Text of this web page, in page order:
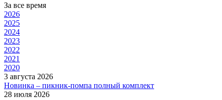
За все время
2026
2025
2024
2023
2022
2021
2020
3 августа 2026
Новинка – пикник-помпа полный комплект
28 июля 2026